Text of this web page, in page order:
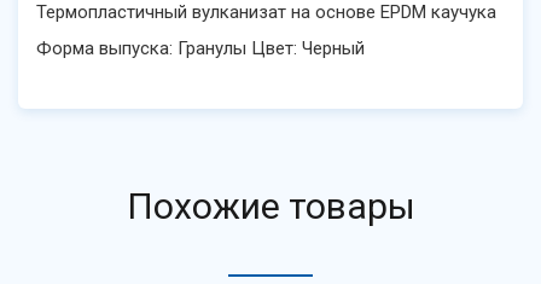
Термопластичный вулканизат на основе EPDM каучука
Форма выпуска: Гранулы Цвет: Черный
Похожие товары